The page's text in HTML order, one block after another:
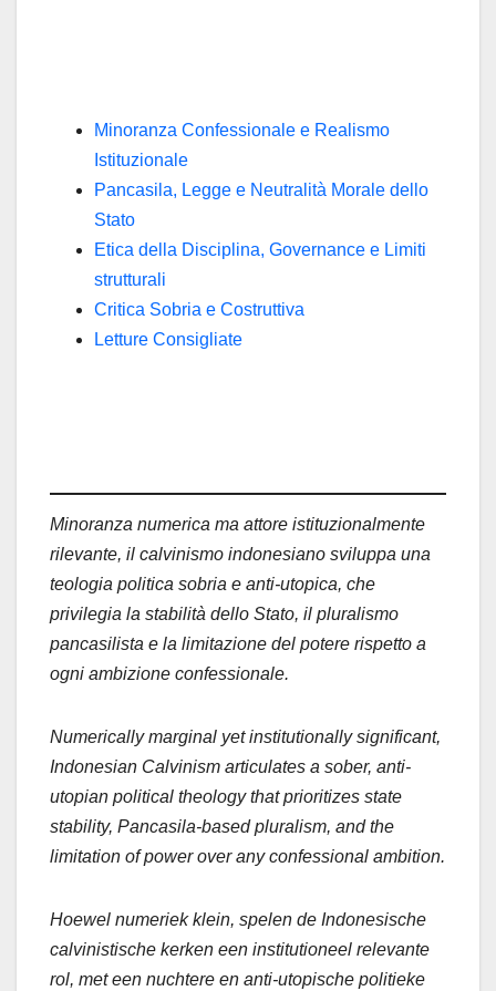
Minoranza Confessionale e Realismo
Istituzionale
Pancasila, Legge e Neutralità Morale dello
Stato
Etica della Disciplina, Governance e Limiti
strutturali
Critica Sobria e Costruttiva
Letture Consigliate
Minoranza numerica ma attore istituzionalmente
rilevante, il calvinismo indonesiano sviluppa una
teologia politica sobria e anti-utopica, che
privilegia la stabilità dello Stato, il pluralismo
pancasilista e la limitazione del potere rispetto a
ogni ambizione confessionale.
Numerically marginal yet institutionally significant,
Indonesian Calvinism articulates a sober, anti-
utopian political theology that prioritizes state
stability, Pancasila-based pluralism, and the
limitation of power over any confessional ambition.
Hoewel numeriek klein, spelen de Indonesische
calvinistische kerken een institutioneel relevante
rol, met een nuchtere en anti-utopische politieke